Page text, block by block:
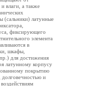
влаги, а также
(сальники) латунные
фиксирующего
элемента
в
шкафы,
для достижения
латунному корпусу
покрытию
и